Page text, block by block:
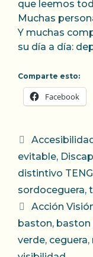
que leemos
Muchas
Y muchas
su día a día:
Comparte esto:
Facebook
Categorías
Accesibilidad
evitable,
distintivo
sordoceguera,
Etiquetas
Acción
baston, baston
verde, ceguera,